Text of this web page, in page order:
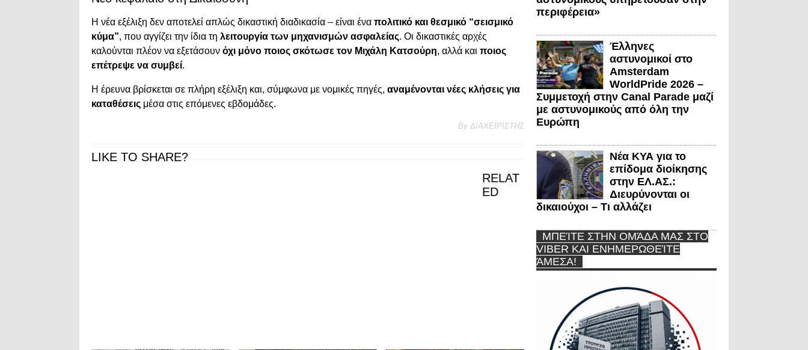
Η νέα εξέλιξη δεν αποτελεί απλώς δικαστική διαδικασία – είναι ένα πολιτικό και θεσμικό “σεισμικό
κύμα”, που αγγίζει την ίδια τη λειτουργία των μηχανισμών ασφαλείας. Οι δικαστικές αρχές
καλούνται πλέον να εξετάσουν όχι μόνο ποιος σκότωσε τον Μιχάλη Κατσούρη, αλλά και ποιος
επέτρεψε να συμβεί.
Η έρευνα βρίσκεται σε πλήρη εξέλιξη και, σύμφωνα με νομικές πηγές, αναμένονται νέες κλήσεις για
καταθέσεις μέσα στις επόμενες εβδομάδες.
By ΔΙΑΧΕΙΡΙΣΤΗΣ
LIKE TO SHARE?
RELAT
ED
περιφέρεια»
Έλληνες
αστυνομικοί στο
Amsterdam
WorldPride 2026 –
Συμμετοχή στην Canal Parade μαζί
με αστυνομικούς από όλη την
Ευρώπη
Νέα ΚΥΑ για το
επίδομα διοίκησης
στην ΕΛ.ΑΣ.:
Διευρύνονται οι
δικαιούχοι – Τι αλλάζει
ΜΠΕΊΤΕ ΣΤΗΝ ΟΜΆΔΑ ΜΑΣ ΣΤΟ
VIBER ΚΑΙ ΕΝΗΜΕΡΩΘΕΊΤΕ
ΆΜΕΣΑ!